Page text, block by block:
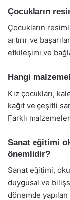
Çocukların
Çocukların
artırır ve
etkileşimi ve
Hangi
Kız çocukları,
kağıt ve çeşitli
Farklı malzemeler,
Sanat eğitimi
önemlidir?
Sanat eğitimi,
duygusal ve
dönemde yapılan